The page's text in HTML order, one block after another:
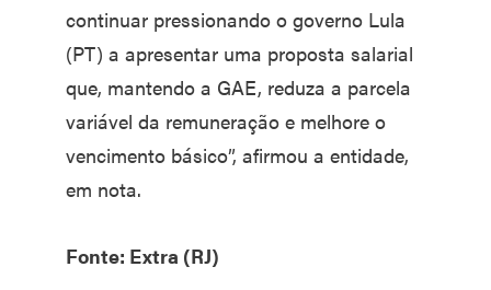
continuar pressionando o governo Lula
(PT) a apresentar uma proposta salarial
que, mantendo a GAE, reduza a parcela
variável da remuneração e melhore o
vencimento básico”, afirmou a entidade,
em nota.
Fonte: Extra (RJ)